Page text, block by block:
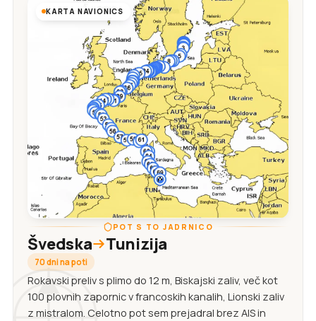
KARTA NAVIONICS
POT S TO JADRNICO
Švedska Tunizija
70 dni na poti
Rokavski preliv s plimo do 12 m, Biskajski zaliv, več kot
100 plovnih zapornic v francoskih kanalih, Lionski zaliv
z mistralom. Celotno pot sem prejadral brez AIS in